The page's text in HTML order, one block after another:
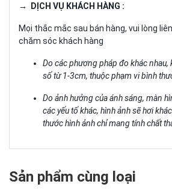
→ DỊCH VỤ KHÁCH HÀNG :
Mọi thắc mắc sau bán hàng, vui lòng
chăm sóc khách hàng
Do các phương pháp đo khác nhau,
số từ 1-3cm, thuộc phạm vi bình
Do ảnh hưởng của ánh sáng, màn
các yếu tố khác, hình ảnh sẽ hơi
thước hình ảnh chỉ mang tính chất
Sản phẩm cùng loại